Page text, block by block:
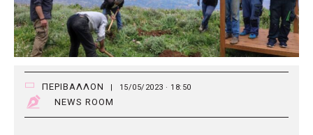
ΠΕΡΙΒΑΛΛΟΝ | 15/05/2023 · 18:50
NEWS ROOM